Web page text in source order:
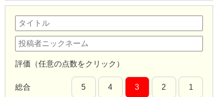
評価（任意の点数をクリック）
総合 5 4 3 2 1